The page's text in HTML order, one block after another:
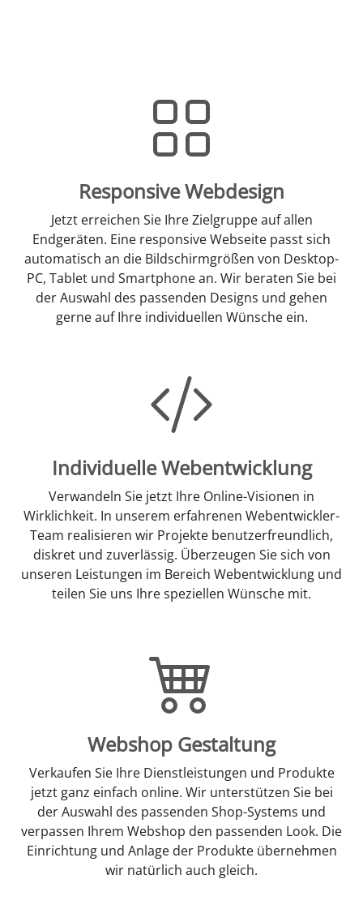
Responsive Webdesign
Jetzt erreichen Sie Ihre Zielgruppe auf allen
Endgeräten. Eine responsive Webseite passt sich
automatisch an die Bildschirmgrößen von Desktop-
PC, Tablet und Smartphone an. Wir beraten Sie bei
der Auswahl des passenden Designs und gehen
gerne auf Ihre individuellen Wünsche ein.
Individuelle Webentwicklung
Verwandeln Sie jetzt Ihre Online-Visionen in
Wirklichkeit. In unserem erfahrenen Webentwickler-
Team realisieren wir Projekte benutzerfreundlich,
diskret und zuverlässig. Überzeugen Sie sich von
unseren Leistungen im Bereich Webentwicklung und
teilen Sie uns Ihre speziellen Wünsche mit.
Webshop Gestaltung
Verkaufen Sie Ihre Dienstleistungen und Produkte
jetzt ganz einfach online. Wir unterstützen Sie bei
der Auswahl des passenden Shop-Systems und
verpassen Ihrem Webshop den passenden Look. Die
Einrichtung und Anlage der Produkte übernehmen
wir natürlich auch gleich.